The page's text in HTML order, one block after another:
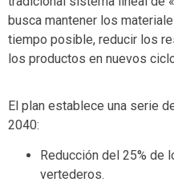
busca mantener los
tiempo posible, reducir los
los productos en nuevos
El plan establece una serie
2040:
Reducción del 25% de
vertederos.